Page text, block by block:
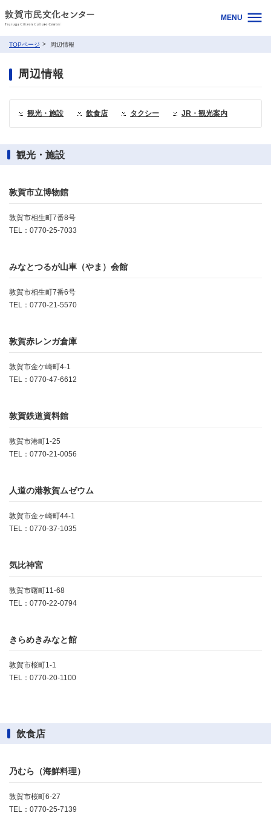
MENU
TOPページ 周辺情報
周辺情報
観光・施設 飲食店 タクシー JR・観光案内
観光・施設
敦賀市立博物館
敦賀市相生町7番8号
TEL：0770-25-7033
みなとつるが山車（やま）会館
敦賀市相生町7番6号
TEL：0770-21-5570
敦賀赤レンガ倉庫
敦賀市金ケ崎町4-1
TEL：0770-47-6612
敦賀鉄道資料館
敦賀市港町1-25
TEL：0770-21-0056
人道の港敦賀ムゼウム
敦賀市金ヶ崎町44-1
TEL：0770-37-1035
気比神宮
敦賀市曙町11-68
TEL：0770-22-0794
きらめきみなと館
敦賀市桜町1-1
TEL：0770-20-1100
飲食店
乃むら（海鮮料理）
敦賀市桜町6-27
TEL：0770-25-7139